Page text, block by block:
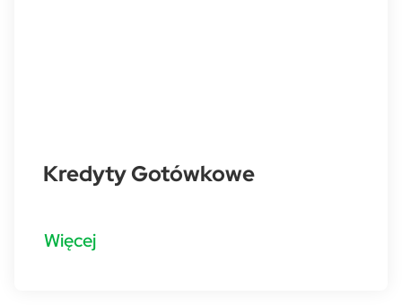
Kredyty Gotówkowe
Więcej